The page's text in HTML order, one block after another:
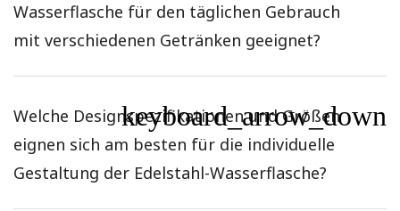
Wasserflasche für den täglichen Gebrauch
mit verschiedenen Getränken geeignet?
Welche Designspezifikationen und Größen
eignen sich am besten für die individuelle
Gestaltung der Edelstahl-Wasserflasche?
keyboard_arrow_down